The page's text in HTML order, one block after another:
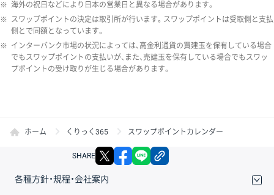
※ 海外の祝日などにより日本の営業日と異なる場合があります。
※ スワップポイントの決定は取引所が行います。スワップポイントは受取側と支払
側とで同額となっています。
※ インターバンク市場の状況によっては、高金利通貨の買建玉を保有している場合
でもスワップポイントの支払いが、また、売建玉を保有している場合でもスワッ
プポイントの受け取りが生じる場合があります。
ホーム くりっく365 スワップポイントカレンダー
SHARE X facebook
各種方針・規程・会社案内